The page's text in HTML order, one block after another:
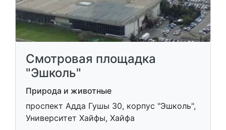
Смотровая площадка
"Эшколь"
Природа и животные
проспект Адда Гушы 30, корпус "Эшколь",
Университет Хайфы, Хайфа